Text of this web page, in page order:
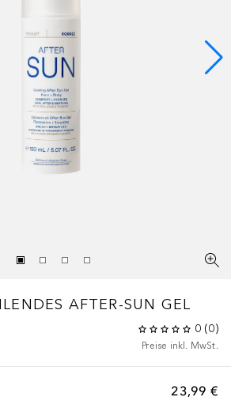
AFTER-SUN GEL
0 (0)
Preise inkl. MwSt.
23,99 €